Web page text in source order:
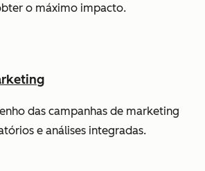
o máximo impacto.
das campanhas de marketing
e análises integradas.